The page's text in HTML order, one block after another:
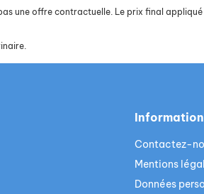
une offre contractuelle. Le prix final
Contactez-
Mentions
Données